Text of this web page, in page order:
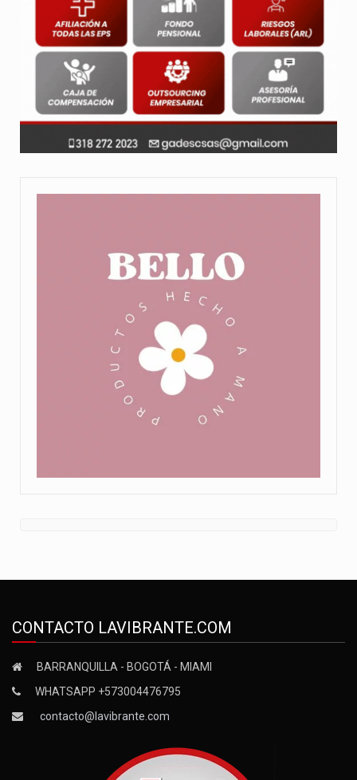
CONTACTO LAVIBRANTE.COM
BARRANQUILLA - BOGOTÁ - MIAMI
WHATSAPP +573004476795
contacto@lavibrante.com